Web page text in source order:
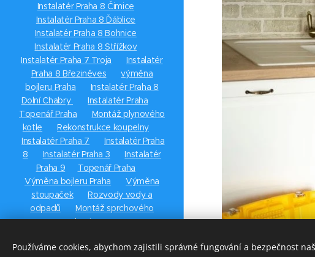
Instalatér Praha 8 Čimice
Instalatér Praha 8 Ďáblice
Instalatér Praha 8 Bohnice
Instalatér Praha 8 Střížkov✅
Instalatér Praha 7 Troja ✅Instalatér
Praha 8 Březiněves ✅výměna
bojleru Praha
Instalatér Praha 8
Dolní Chabry
✅Instalatér Praha
Topenář Praha
Montáž plynového
kotle ✅Rekonstrukce koupelny✅
Instalatér Praha 7
Instalatér Praha
8
Instalatér Praha 3 ✅Instalatér
Praha 9
Topenář Praha
Výměna bojleru Praha ✅Výměna
stoupaček✅Rozvody vody a
odpadů
Montáž sprchového
koutu✅
Vytvořeno službou Webnode
Používáme cookies, abychom zajistili správné fungování a bezpečnost